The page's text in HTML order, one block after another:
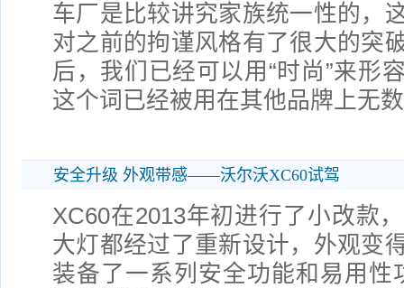
车厂是比较讲究家族统一性的，
对之前的拘谨风格有了很大的突
后，我们已经可以用“时尚”来形
这个词已经被用在其他品牌上无
安全升级 外观带感——沃尔沃XC60试驾
XC60在2013年初进行了小改款
大灯都经过了重新设计，外观变
装备了一系列安全功能和易用性